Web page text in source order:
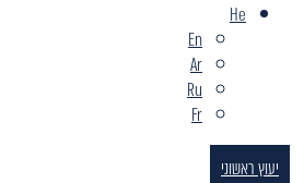
He
En
Ar
Ru
Fr
יעוץ ראשוני